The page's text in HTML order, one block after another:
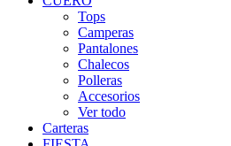
Tops
Camperas
Pantalones
Chalecos
Polleras
Accesorios
Ver todo
Carteras